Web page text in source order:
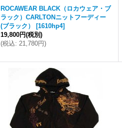
ROCAWEAR BLACK（ロカウェア・ブ
ラック）CARLTONニットフーディー
(ブラック）
[1610hp4]
19,800円(税別)
(税込: 21,780円)